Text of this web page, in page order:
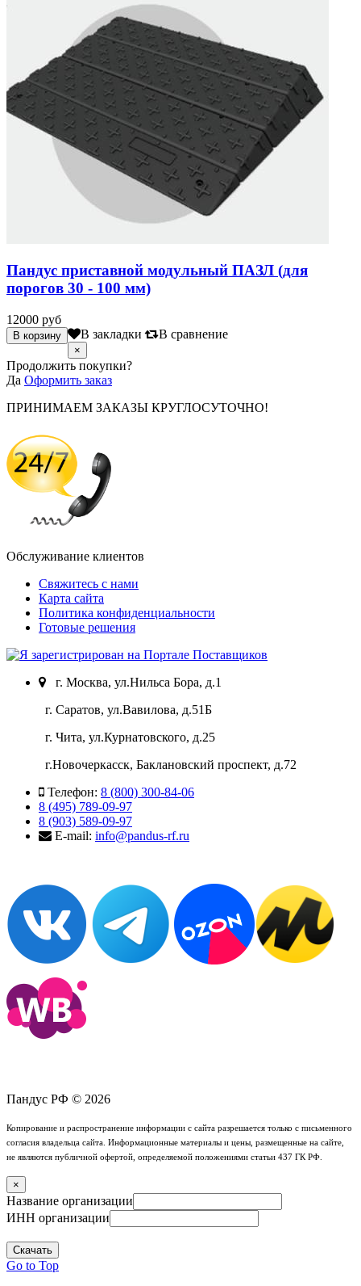
Пандус приставной модульный ПАЗЛ (для
порогов 30 - 100 мм)
12000 руб
В закладки В сравнение
×
Продолжить покупки?
Да Оформить заказ
ПРИНИМАЕМ ЗАКАЗЫ КРУГЛОСУТОЧНО!
Обслуживание клиентов
Свяжитесь с нами
Карта сайта
Политика конфиденциальности
Готовые решения
г. Москва, ул.Нильса Бора, д.1
г. Саратов, ул.Вавилова, д.51Б
г. Чита, ул.Курнатовского, д.25
г.Новочеркасск, Баклановский проспект, д.72
Телефон: 8 (800) 300-84-06
8 (495) 789-09-97
8 (903) 589-09-97
E-mail: info@pandus-rf.ru
Пандус РФ © 2026
Копирование и распространение информации с сайта разрешается только с письменного
согласия владельца сайта. Информационные материалы и цены, размещенные на сайте,
не являются публичной офертой, определяемой положениями статьи 437 ГК РФ.
×
Название организации
ИНН организации
Скачать
Go to Top